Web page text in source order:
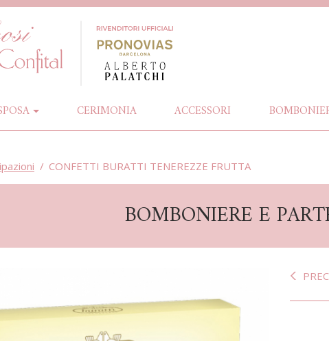
CERIMONIA ACCESSORI
CONFETTI BURATTI TENEREZZE FRUTTA
BOMBONIERE E